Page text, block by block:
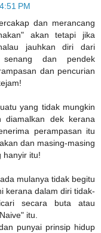
PM
dan merancang
akan tetapi jika
jauhkan diri dari
dan pendek
dan pencurian
yang tidak mungkin
diamalkan dek kerana
perampasan itu
dan masing-masing
hanyir itu!
mulanya tidak begitu
kerana dalam diri tidak-
secara buta atau
itu.
punyai prinsip hidup